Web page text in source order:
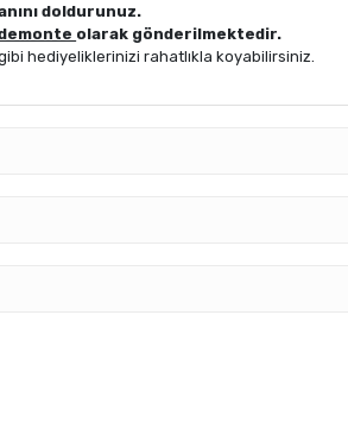
doldurunuz.
olarak gönderilmektedir.
hediyeliklerinizi rahatlıkla koyabilirsiniz.